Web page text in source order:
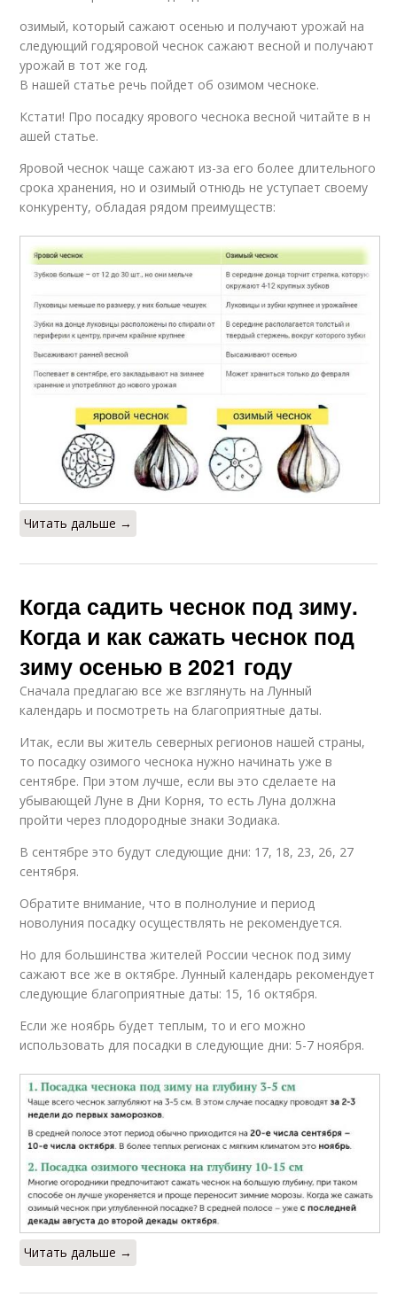
озимый, который сажают осенью и получают урожай на
следующий год;яровой чеснок сажают весной и получают
урожай в тот же год.
В нашей статье речь пойдет об озимом чесноке.
Кстати! Про посадку ярового чеснока весной читайте в н
ашей статье.
Яровой чеснок чаще сажают из-за его более длительного
срока хранения, но и озимый отнюдь не уступает своему
конкуренту, обладая рядом преимуществ:
Читать дальше →
Когда садить чеснок под зиму.
Когда и как сажать чеснок под
зиму осенью в 2021 году
Сначала предлагаю все же взглянуть на Лунный
календарь и посмотреть на благоприятные даты.
Итак, если вы житель северных регионов нашей страны,
то посадку озимого чеснока нужно начинать уже в
сентябре. При этом лучше, если вы это сделаете на
убывающей Луне в Дни Корня, то есть Луна должна
пройти через плодородные знаки Зодиака.
В сентябре это будут следующие дни: 17, 18, 23, 26, 27
сентября.
Обратите внимание, что в полнолуние и период
новолуния посадку осуществлять не рекомендуется.
Но для большинства жителей России чеснок под зиму
сажают все же в октябре. Лунный календарь рекомендует
следующие благоприятные даты: 15, 16 октября.
Если же ноябрь будет теплым, то и его можно
использовать для посадки в следующие дни: 5-7 ноября.
Читать дальше →